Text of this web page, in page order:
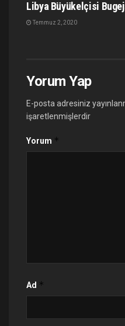
Libya Büyükelçisi
Temmuz 2, 2020
Yorum Yap
E-posta adresiniz
işaretlenmişlerdir
Yorum *
Ad *